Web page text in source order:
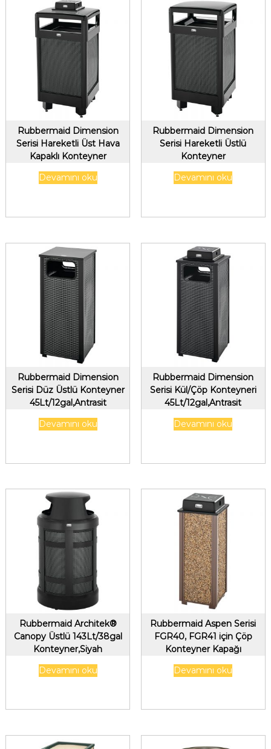
Rubbermaid Dimension
Serisi Hareketli Üst Hava
Kapaklı Konteyner
109Lt/29gal, Antrasit
Devamını oku
Rubbermaid Dimension
Serisi Hareketli Üstlü
Konteyner
109Lt/29gal,Antrasit
Devamını oku
Rubbermaid Dimension
Serisi Düz Üstlü Konteyner
45Lt/12gal,Antrasit
Devamını oku
Rubbermaid Dimension
Serisi Kül/Çöp Konteyneri
45Lt/12gal,Antrasit
Devamını oku
Rubbermaid Architek®
Canopy Üstlü 143Lt/38gal
Konteyner,Siyah
Devamını oku
Rubbermaid Aspen Serisi
FGR40, FGR41 için Çöp
Konteyner Kapağı
Devamını oku